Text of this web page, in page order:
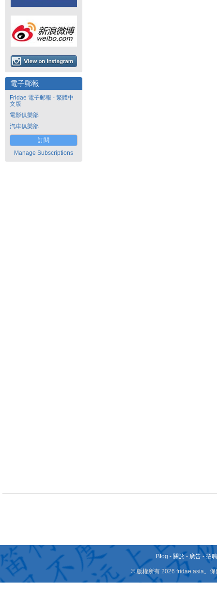
電子郵報
Fridae 電子郵報 - 繁體中
文版
電影俱樂部
汽車俱樂部
訂閱
Manage Subscriptions
Blog - 關於 - 廣告 -招
© 版權所有 2026 fridae.asia。